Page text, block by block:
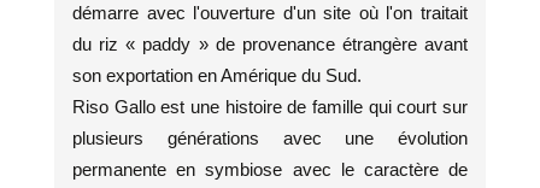
démarre avec l'ouverture d'un site où l'on traitait
du riz « paddy » de provenance étrangère avant
son exportation en Amérique du Sud.
Riso Gallo est une histoire de famille qui court sur
plusieurs générations avec une évolution
permanente en symbiose avec le caractère de